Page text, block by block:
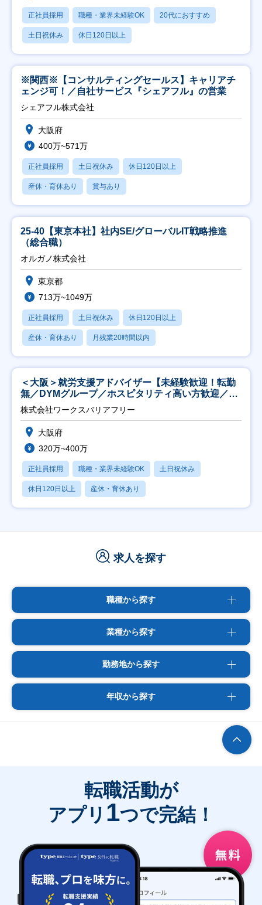
正社員採用 職種・業界未経験OK 20代におすすめ
土日祝休み 休日120日以上
※関西※【コンサルティングセールス】キャリアチ
ェンジ可！／自社サービス『シェアフル』の営業
シェアフル株式会社
大阪府
400万~571万
正社員採用 土日祝休み 休日120日以上
産休・育休あり 賞与あり
25-40【東京本社】社内SE/グローバルIT戦略推進
（総合職）
オルガノ株式会社
東京都
713万~1049万
正社員採用 土日祝休み 休日120日以上
産休・育休あり 月残業20時間以内
＜大阪＞就労支援アドバイザー【未経験歓迎！転勤
無／DYMグループ／ホスピタリティ高い方歓迎／土
日祝】
株式会社ワークスバリアフリー
大阪府
320万~400万
正社員採用 職種・業界未経験OK 土日祝休み
休日120日以上 産休・育休あり
求人を探す
職種から探す
業種から探す
勤務地から探す
年収から探す
転職活動が
アプリ 1つで完結！